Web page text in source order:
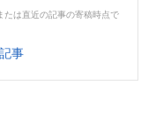
は直近の記事の寄稿時点で
事